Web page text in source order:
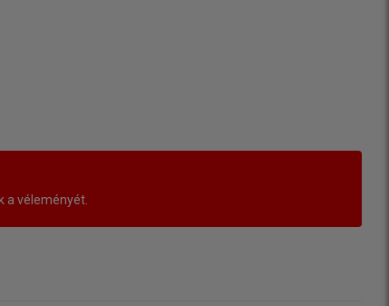
a véleményét.